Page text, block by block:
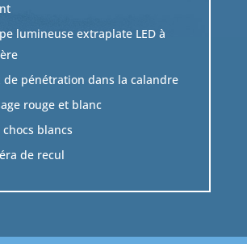
lumineuse extraplate LED à
de pénétration dans la calandre
rouge et blanc
chocs blancs
de recul